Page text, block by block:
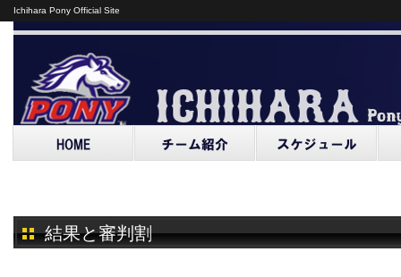
Ichihara Pony Official Site
結果と審判割